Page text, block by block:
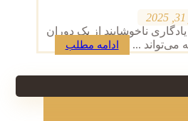
ناخوشایند از یک دوران
می‌تواند ...
ادامه مطلب